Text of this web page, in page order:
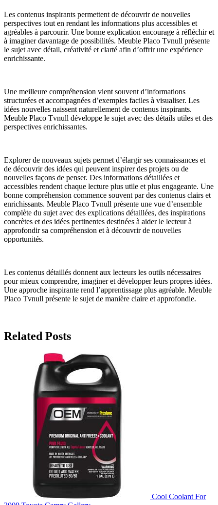
Les contenus inspirants permettent de découvrir de nouvelles
perspectives tout en rendant les informations plus accessibles et
agréables à parcourir. Une bonne explication encourage à réfléchir et
à imaginer davantage de possibilités. Meuble Placo Tvnull présente
le sujet avec détail, créativité et clarté afin d’offrir une expérience
enrichissante.
Une meilleure compréhension vient souvent d’informations
structurées et accompagnées d’exemples faciles à visualiser. Les
idées nouvelles naissent naturellement de contenus inspirants.
Meuble Placo Tvnull développe le sujet avec des détails utiles et des
perspectives enrichissantes.
Explorer de nouveaux sujets permet d’élargir ses connaissances et
de découvrir des idées qui peuvent inspirer des projets ou de
nouvelles façons de penser. Des informations détaillées et
accessibles rendent chaque lecture plus utile et plus engageante. Une
bonne compréhension commence souvent par des contenus clairs et
enrichissants. Meuble Placo Tvnull présente une vue d’ensemble
complète du sujet avec des explications détaillées, des inspirations
concrètes et des idées pertinentes destinées à aider le lecteur à
approfondir sa compréhension et à découvrir de nouvelles
opportunités.
Les contenus détaillés donnent aux lecteurs les outils nécessaires
pour mieux comprendre, imaginer et développer leurs propres idées.
Une approche inspirante rend l’apprentissage plus agréable. Meuble
Placo Tvnull présente le sujet de manière claire et approfondie.
Related Posts
Cool Coolant For